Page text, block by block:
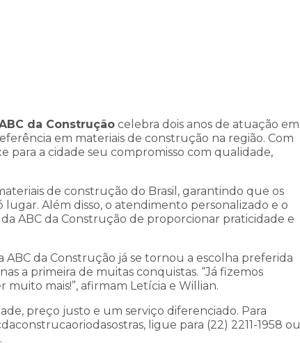
da Construção celebra dois anos de atuação em
em materiais de construção na região. Com
para a cidade seu compromisso com qualidade,
de construção do Brasil, garantindo que os
Além disso, o atendimento personalizado e o
ABC da Construção de proporcionar praticidade e
da Construção já se tornou a escolha preferida
a primeira de muitas conquistas. “Já fizemos
mais!”, afirmam Letícia e Willian.
preço justo e um serviço diferenciado. Para
ligue para (22) 2211-1958 ou